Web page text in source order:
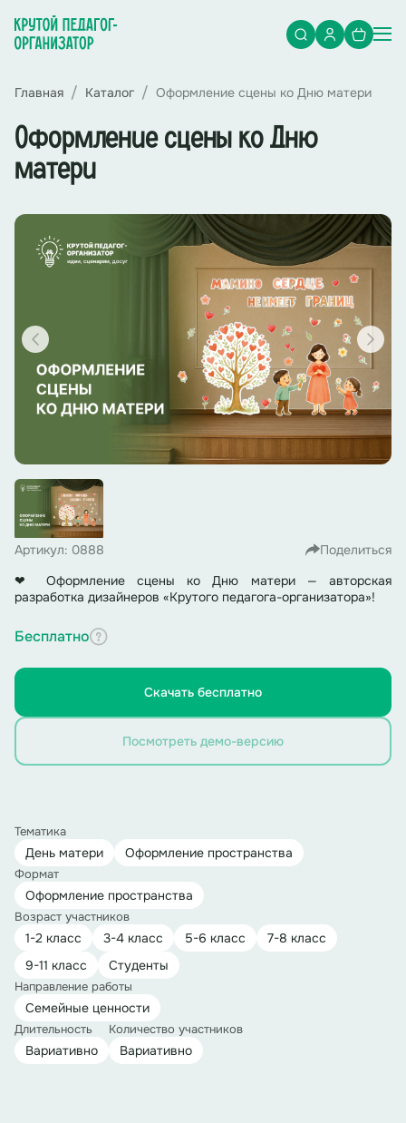
Главная Каталог Оформление сцены ко Дню матери
Оформление сцены ко Дню
матери
Артикул: 0888
Поделиться
❤ Оформление сцены ко Дню матери — авторская
разработка дизайнеров «Крутого педагога-организатора»!
Бесплатно
Скачать бесплатно
Посмотреть демо-версию
Тематика
День матери Оформление пространства
Формат
Оформление пространства
Возраст участников
1-2 класс 3-4 класс 5-6 класс
7-8 класс
9-11 класс
Студенты
Направление работы
Семейные ценности
Длительность
Вариативно
Количество участников
Вариативно